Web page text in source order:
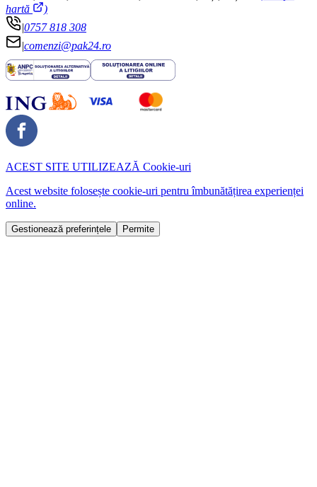
hartă
)
|0757 818 308
|comenzi@pak24.ro
ACEST SITE UTILIZEAZĂ Cookie-uri
Acest website folosește cookie-uri pentru îmbunătățirea experienței
online.
Gestionează preferințele Permite